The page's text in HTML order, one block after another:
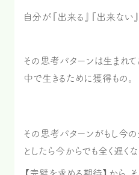
自分が『出来る』『出来ない
その思考パターンは生まれ
中で生きるために獲得もの。
その思考パターンがもし今
としたら今からでも全く遅くな